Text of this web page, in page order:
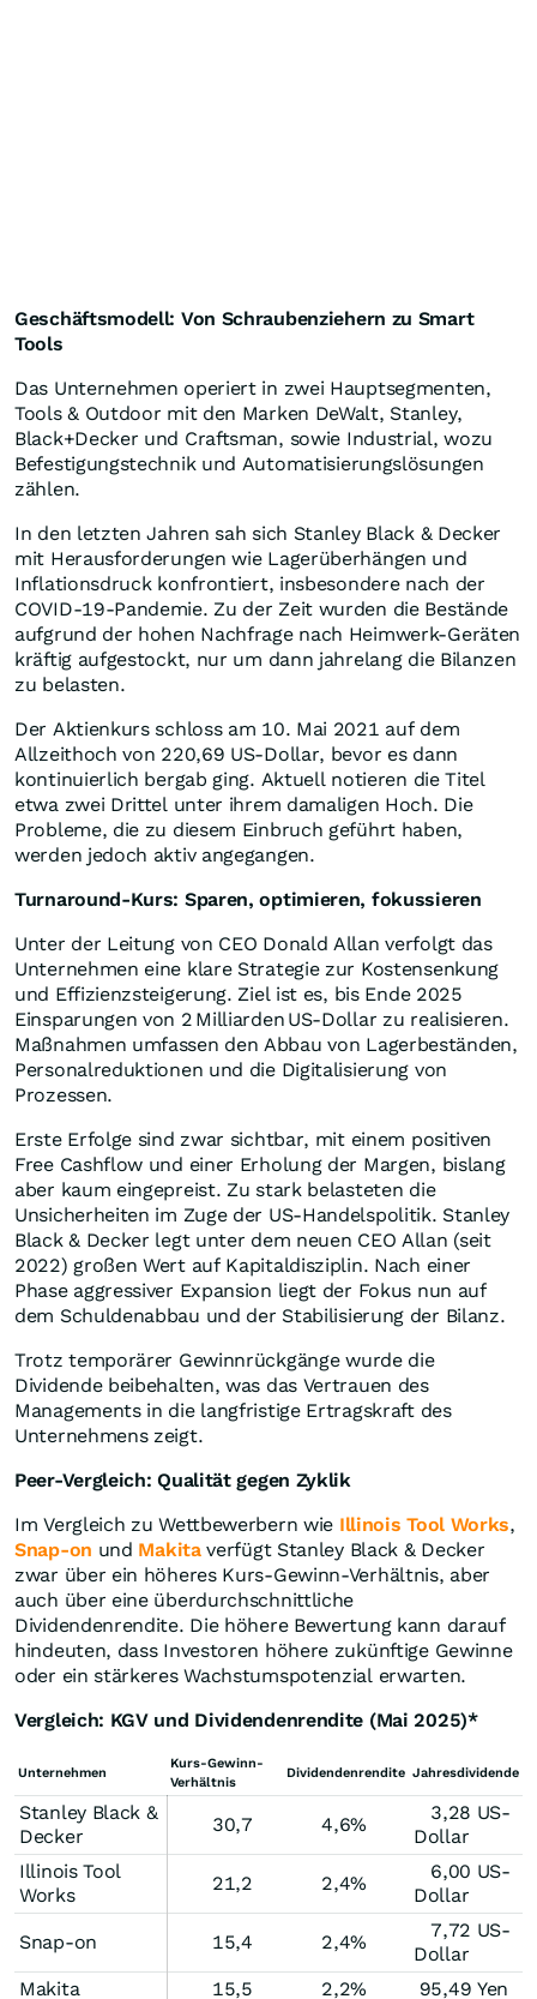
Geschäftsmodell: Von Schraubenziehern zu Smart
Tools
Das Unternehmen operiert in zwei Hauptsegmenten,
Tools & Outdoor mit den Marken DeWalt, Stanley,
Black+Decker und Craftsman, sowie Industrial, wozu
Befestigungstechnik und Automatisierungslösungen
zählen.
In den letzten Jahren sah sich Stanley Black & Decker
mit Herausforderungen wie Lagerüberhängen und
Inflationsdruck konfrontiert, insbesondere nach der
COVID-19-Pandemie. Zu der Zeit wurden die Bestände
aufgrund der hohen Nachfrage nach Heimwerk-Geräten
kräftig aufgestockt, nur um dann jahrelang die Bilanzen
zu belasten.
Der Aktienkurs schloss am 10. Mai 2021 auf dem
Allzeithoch von 220,69 US-Dollar, bevor es dann
kontinuierlich bergab ging. Aktuell notieren die Titel
etwa zwei Drittel unter ihrem damaligen Hoch. Die
Probleme, die zu diesem Einbruch geführt haben,
werden jedoch aktiv angegangen.
Turnaround-Kurs: Sparen, optimieren, fokussieren
Unter der Leitung von CEO Donald Allan verfolgt das
Unternehmen eine klare Strategie zur Kostensenkung
und Effizienzsteigerung. Ziel ist es, bis Ende 2025
Einsparungen von 2 Milliarden US-Dollar zu realisieren.
Maßnahmen umfassen den Abbau von Lagerbeständen,
Personalreduktionen und die Digitalisierung von
Prozessen.
Erste Erfolge sind zwar sichtbar, mit einem positiven
Free Cashflow und einer Erholung der Margen, bislang
aber kaum eingepreist. Zu stark belasteten die
Unsicherheiten im Zuge der US-Handelspolitik. Stanley
Black & Decker legt unter dem neuen CEO Allan (seit
2022) großen Wert auf Kapitaldisziplin. Nach einer
Phase aggressiver Expansion liegt der Fokus nun auf
dem Schuldenabbau und der Stabilisierung der Bilanz.
Trotz temporärer Gewinnrückgänge wurde die
Dividende beibehalten, was das Vertrauen des
Managements in die langfristige Ertragskraft des
Unternehmens zeigt.
Peer-Vergleich: Qualität gegen Zyklik
Im Vergleich zu Wettbewerbern wie Illinois Tool Works,
Snap-on und Makitaverfügt Stanley Black & Decker
zwar über ein höheres Kurs-Gewinn-Verhältnis, aber
auch über eine überdurchschnittliche
Dividendenrendite. Die höhere Bewertung kann darauf
hindeuten, dass Investoren höhere zukünftige Gewinne
oder ein stärkeres Wachstumspotenzial erwarten.
Vergleich: KGV und Dividendenrendite (Mai 2025)*
Unternehmen
Kurs-Gewinn-
Verhältnis
Dividendenrendite Jahresdividende
Stanley Black &
Decker
30,7 4,6%
3,28 US-
Dollar
Illinois Tool
Works
21,2 2,4%
6,00 US-
Dollar
Snap-on 15,4 2,4%
7,72 US-
Dollar
Makita
15,5 2,2% 95,49 Yen